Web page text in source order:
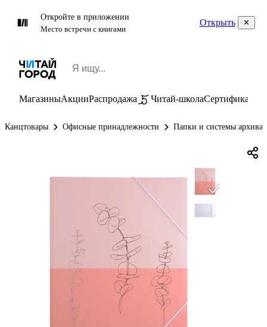
Откройте в приложении
Место встречи с книгами
Открыть
МагазиныАкцииРаспродажа Читай-школаСертификаты
Канцтовары Офисные принадлежности Папки и системы